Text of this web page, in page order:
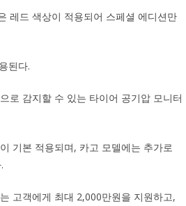
레드 색상이 적용되어 스페셜 에디션만
된다.
로 감지할 수 있는 타이어 공기압 모니터
기본 적용되며, 카고 모델에는 추가로
고객에게 최대 2,000만원을 지원하고,